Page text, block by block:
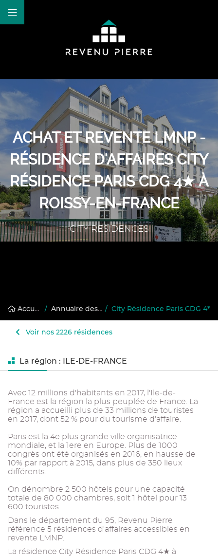
ACHAT ET REVENTE LMNP -
RÉSIDENCE D'AFFAIRES CITY
RÉSIDENCE PARIS CDG 4★ À
ROISSY-EN-FRANCE
CITY RESIDENCES
Accueil / Annuaire des résidences gérées / City Résidence Paris CDG 4*
Voir nos 2226 résidences
La région : ILE-DE-FRANCE
Avec 12 millions d'habitants en 2017, l'Ile-de-
France est la région la plus peuplée de France. La
région a accueilli plus de 33 millions de touristes
en 2017, dont 52 % pour du tourisme d'affaire.
Paris est la 4e plus grande ville organisatrice
mondiale, et la 1ere en Europe. Plus de 1000
congrès ont été organisés en 2016, en hausse de
10% par rapport à 2015, dans plus de 350 lieux
différents.
On dénombre 2 500 hôtels pour une capacité
totale de 80 000 chambres, soit 1 hôtel pour 13
600 touristes.
Dans le département du 95, Revenu Pierre
référence 5 résidences d'affaires accessibles en
revente LMNP.
La résidence City Résidence Paris CDG 4★ à